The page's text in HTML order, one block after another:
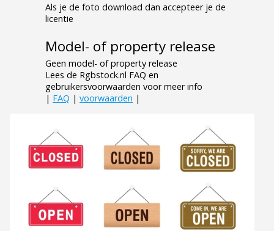
Als je de foto download dan accepteer je de
licentie
Model- of property release
Geen model- of property release
Lees de Rgbstock.nl FAQ en
gebruikersvoorwaarden voor meer info
| FAQ | voorwaarden |